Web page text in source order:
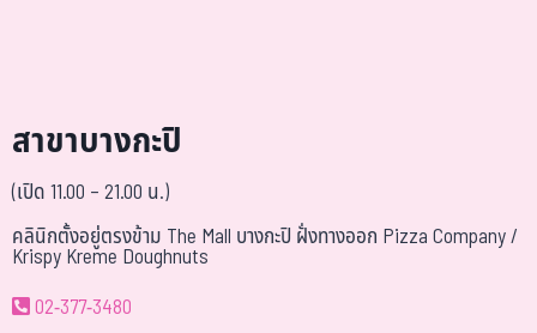
สาขาบางกะปิ
(เปิด 11.00 – 21.00 น.)
คลินิกตั้งอยู่ตรงข้าม The Mall บางกะปิ ฝั่งทางออก Pizza Company /
Krispy Kreme Doughnuts
02-377-3480